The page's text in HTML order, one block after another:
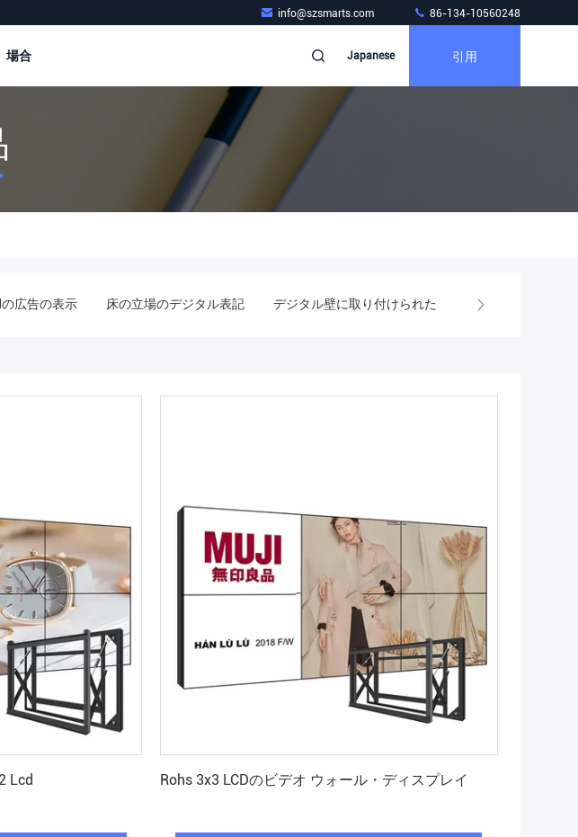
info@szsmarts.com 86-134-10560248
場合 Japanese 引用
の広告の表示 床の立場のデジタル表記 デジタル壁に取り付けられた表記
Lcd Rohs 3x3 LCDのビデオ ウォール・ディスプレイ